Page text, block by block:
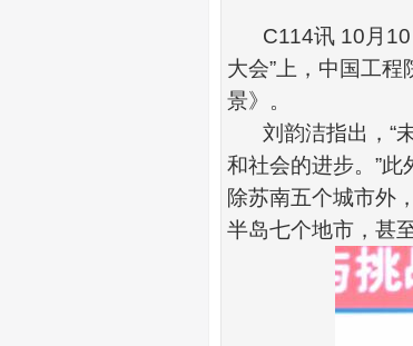
C114讯 10 月 10
大会” 上，中国工
景》。
刘韵洁指出，“
和社会的进步。 ”此
除苏南五个城市外
半岛七个地市，甚